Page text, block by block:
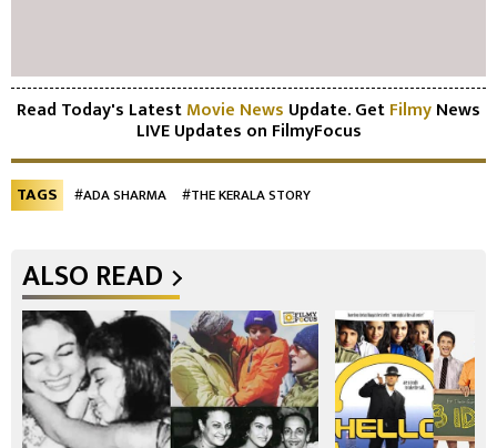
Read Today's LatestMovie News Update. GetFilmyNews
LIVE Updates on FilmyFocus
TAGS #ADA SHARMA #THE KERALA STORY
ALSO READ